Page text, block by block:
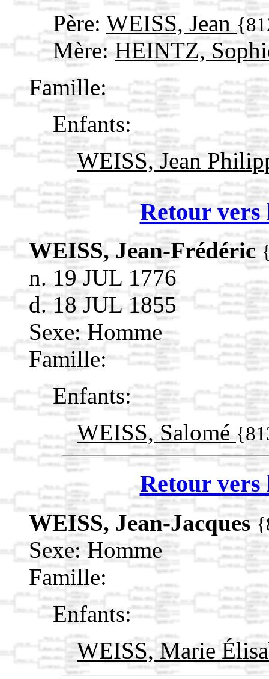
Père: WEISS, Jean
Mère:HEINTZ,
Famille:
Enfants:
WEISS, Jean
Retour vers
WEISS, Jean-Frédéric
n. 19 JUL 1776
d. 18 JUL 1855
Sexe: Homme
Famille:
Enfants:
WEISS, Salomé
Retour vers
WEISS, Jean-Jacques
Sexe: Homme
Famille:
Enfants:
WEISS, Marie